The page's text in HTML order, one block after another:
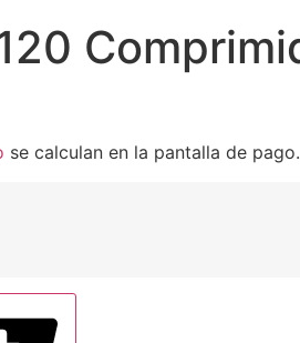
se calculan en la pantalla de pago.